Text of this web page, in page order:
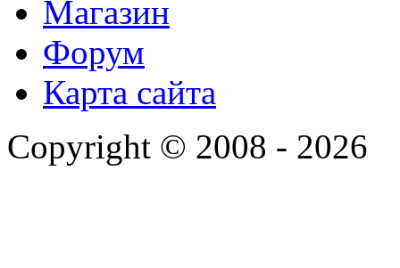
Магазин
Форум
Карта сайта
Copyright © 2008 - 2026